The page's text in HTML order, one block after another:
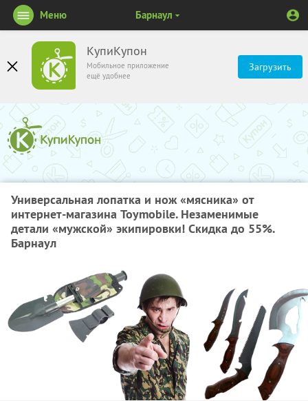
КупиКупон
Мобильное приложение
ещё удобнее
Загрузить
Меню Барнаул
Универсальная лопатка и нож «мясника» от
интернет-магазина Toymobile. Незаменимые
детали «мужской» экипировки! Скидка до 55%.
Барнаул